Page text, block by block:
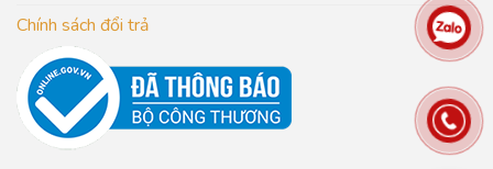
Chính sách đổi trả